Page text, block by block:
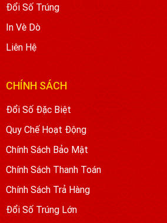
Đổi Số Trúng
In Vè Dò
Liên Hệ
CHÍNH SÁCH
Đổi Số Đặc Biệt
Quy Chế Hoạt Động
Chính Sách Bảo Mật
Chính Sách Thanh Toán
Chính Sách Trả Hàng
Đổi Số Trúng Lớn